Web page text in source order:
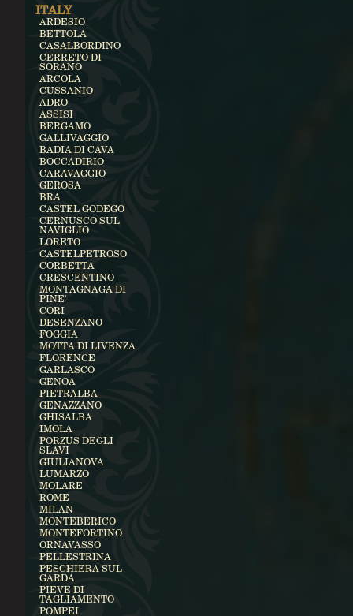
ITALY
ARDESIO
BETTOLA
CASALBORDINO
CERRETO DI
SORANO
ARCOLA
CUSSANIO
ADRO
ASSISI
BERGAMO
GALLIVAGGIO
BADIA DI CAVA
BOCCADIRIO
CARAVAGGIO
GEROSA
BRA
CASTEL GODEGO
CERNUSCO SUL
NAVIGLIO
LORETO
CASTELPETROSO
CORBETTA
CRESCENTINO
MONTAGNAGA DI
PINE'
CORI
DESENZANO
FOGGIA
MOTTA DI LIVENZA
FLORENCE
GARLASCO
GENOA
PIETRALBA
GENAZZANO
GHISALBA
IMOLA
PORZUS DEGLI
SLAVI
GIULIANOVA
LUMARZO
MOLARE
ROME
MILAN
MONTEBERICO
MONTEFORTINO
ORNAVASSO
PELLESTRINA
PESCHIERA SUL
GARDA
PIEVE DI
TAGLIAMENTO
POMPEI